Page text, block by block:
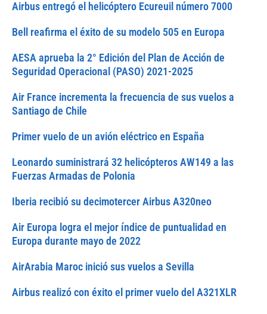
Airbus entregó el helicóptero Ecureuil número 7000
Bell reafirma el éxito de su modelo 505 en Europa
AESA aprueba la 2° Edición del Plan de Acción de
Seguridad Operacional (PASO) 2021-2025
Air France incrementa la frecuencia de sus vuelos a
Santiago de Chile
Primer vuelo de un avión eléctrico en España
Leonardo suministrará 32 helicópteros AW149 a las
Fuerzas Armadas de Polonia
Iberia recibió su decimotercer Airbus A320neo
Air Europa logra el mejor índice de puntualidad en
Europa durante mayo de 2022
AirArabia Maroc inició sus vuelos a Sevilla
Airbus realizó con éxito el primer vuelo del A321XLR